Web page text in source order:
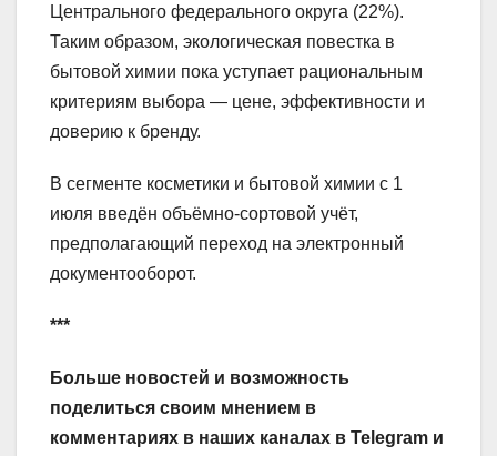
Центрального федерального округа (22%).
Таким образом, экологическая повестка в
бытовой химии пока уступает рациональным
критериям выбора — цене, эффективности и
доверию к бренду.
В сегменте косметики и бытовой химии с 1
июля введён объёмно‑сортовой учёт,
предполагающий переход на электронный
документооборот.
***
Больше новостей и возможность
поделиться своим мнением в
комментариях в наших каналах в Telegram и